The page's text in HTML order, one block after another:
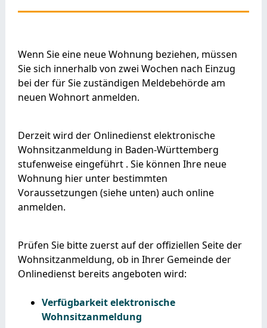
Wenn Sie eine neue Wohnung beziehen, müssen
Sie sich innerhalb von zwei Wochen nach Einzug
bei der für Sie zuständigen Meldebehörde am
neuen Wohnort anmelden.
Derzeit wird der Onlinedienst elektronische
Wohnsitzanmeldung in Baden-Württemberg
stufenweise eingeführt . Sie können Ihre neue
Wohnung hier unter bestimmten
Voraussetzungen (siehe unten) auch online
anmelden.
Prüfen Sie bitte zuerst auf der offiziellen Seite der
Wohnsitzanmeldung, ob in Ihrer Gemeinde der
Onlinedienst bereits angeboten wird:
Verfügbarkeit elektronische
Wohnsitzanmeldung